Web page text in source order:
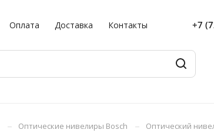
Оплата Доставка Контакты +7
– Оптические нивелиры Bosch – Оптический